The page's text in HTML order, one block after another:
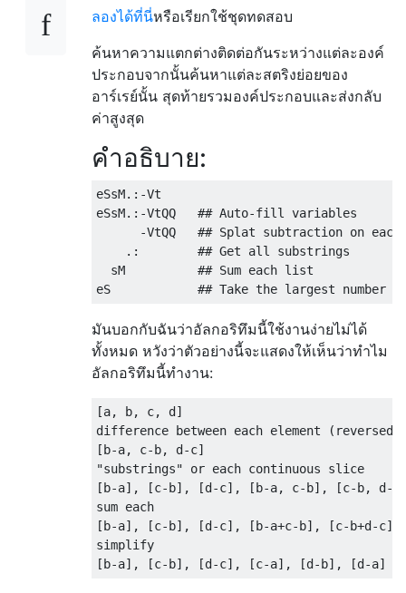
ลองได้ที่นี่หรือเรียกใช้ชุดทดสอบ
ค้นหาความแตกต่างติดต่อกันระหว่างแต่ละองค์
ประกอบจากนั้นค้นหาแต่ละสตริงย่อยของ
อาร์เรย์นั้น สุดท้ายรวมองค์ประกอบและส่งกลับ
ค่าสูงสุด
คำอธิบาย:
eSsM.:-Vt
eSsM.:-VtQQ   ## Auto-fill variables
-VtQQ   ## Splat subtraction on
    .:        ## Get all substrings
  sM          ## Sum each list
มันบอกกับฉันว่าอัลกอริทึมนี้ใช้งานง่ายไม่ได้
ทั้งหมด หวังว่าตัวอย่างนี้จะแสดงให้เห็นว่าทำไม
อัลกอริทึมนี้ทำงาน:
[a, b, c, d]
difference between each element (reversed
[b-a, c-b, d-c]
"substrings" or each continuous slice
[b-a], [c-b], [d-c], [b-a, c-b], [c-b, d-
sum each
[b-a], [c-b], [d-c], [b-a+c-b], [c-b+d-c],
simplify